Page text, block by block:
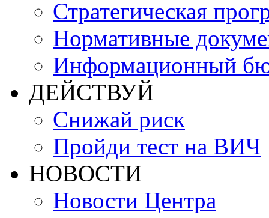
Стратегическая
Нормативные
Информационный
ДЕЙСТВУЙ
Снижай риск
Пройди тест на ВИЧ
НОВОСТИ
Новости Центра